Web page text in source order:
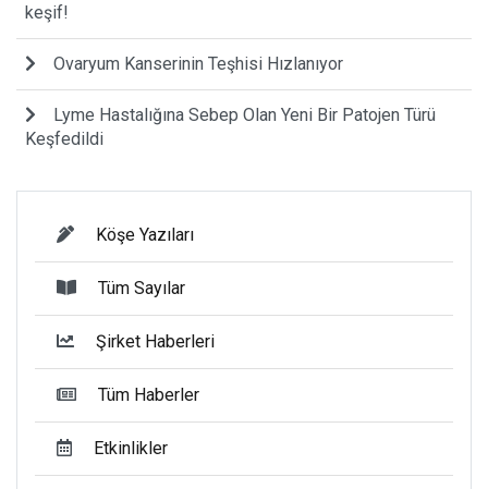
keşif!
Ovaryum Kanserinin Teşhisi Hızlanıyor
Lyme Hastalığına Sebep Olan Yeni Bir Patojen Türü
Keşfedildi
Köşe Yazıları
Tüm Sayılar
Şirket Haberleri
Tüm Haberler
Etkinlikler